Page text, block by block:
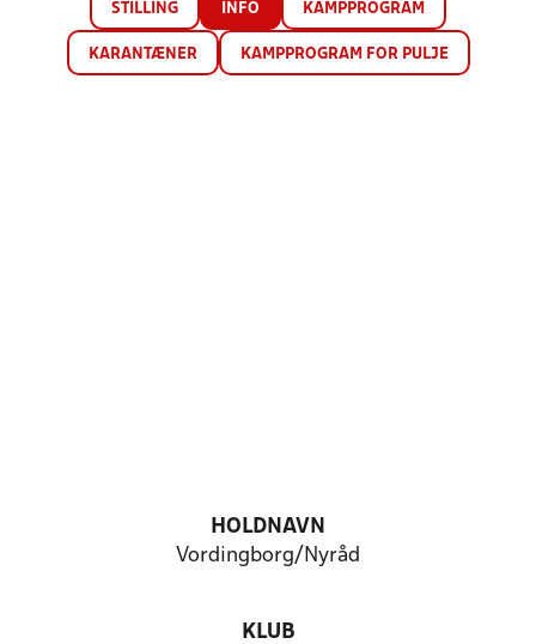
STILLING INFO KAMPPROGRAM
KARANTÆNER KAMPPROGRAM FOR PULJE
HOLDNAVN
Vordingborg/Nyråd
KLUB